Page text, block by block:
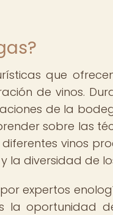
que
de vinos.
de la
sobre las
vinos
la diversidad de
expertos
la oportunidad